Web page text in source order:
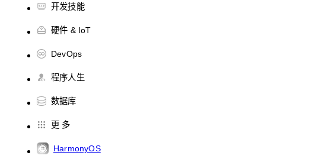
开发技能
硬件 & IoT
DevOps
程序人生
数据库
更 多
HarmonyOS